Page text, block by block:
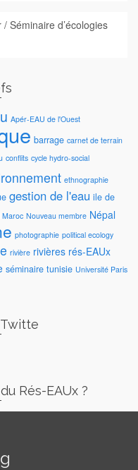
Séminaire d’écologies
Apér-EAU de l'Ouest
barrage carnet de terrain
conflits cycle hydro-social
ethnographie
gestion de l'eau ile de
Maroc Nouveau membre Népal
photographie political ecology
rivière rivières rés-EAUx
séminaire tunisie Université Paris
Rés-EAUx ?